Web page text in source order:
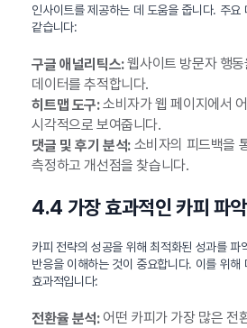
인사이트를 제공하는 데 도움을 줍니다. 주요
같습니다:
구글 애널리틱스:웹사이트 방문자 행
데이터를 추적합니다.
히트맵 도구:소비자가 웹 페이지에서
시각적으로 보여줍니다.
댓글 및 후기 분석:소비자의 피드백을
측정하고 개선점을 찾습니다.
4.4 가장 효과적인 카피 파
카피 전략의 성공을 위해 최적화된 성과를 파
반응을 이해하는 것이 중요합니다. 이를 위해
효과적입니다:
전환율 분석:어떤 카피가 가장 많은 전